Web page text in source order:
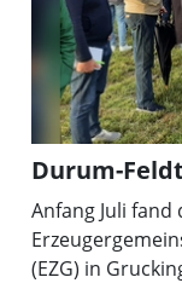
Durum-
Anfang Juli
(EZG) in